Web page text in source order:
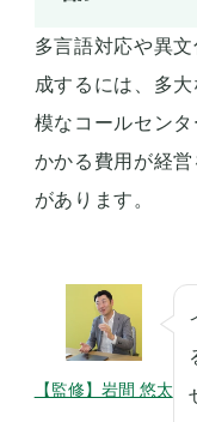
多言語対応や異
成するには、多
模なコールセン
かかる費用が経
があります。
【監修】岩間 悠太